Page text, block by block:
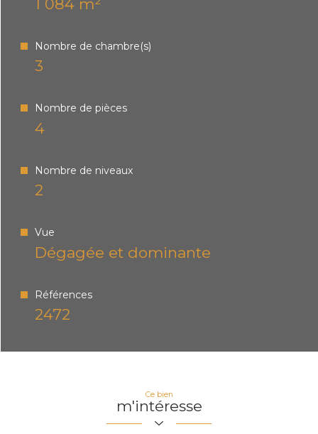
1 084 m²
Nombre de chambre(s)
3
Nombre de pièces
4
Nombre de niveaux
2
Vue
Dégagée et dominante
Références
2472
Ce bien
m'intéresse